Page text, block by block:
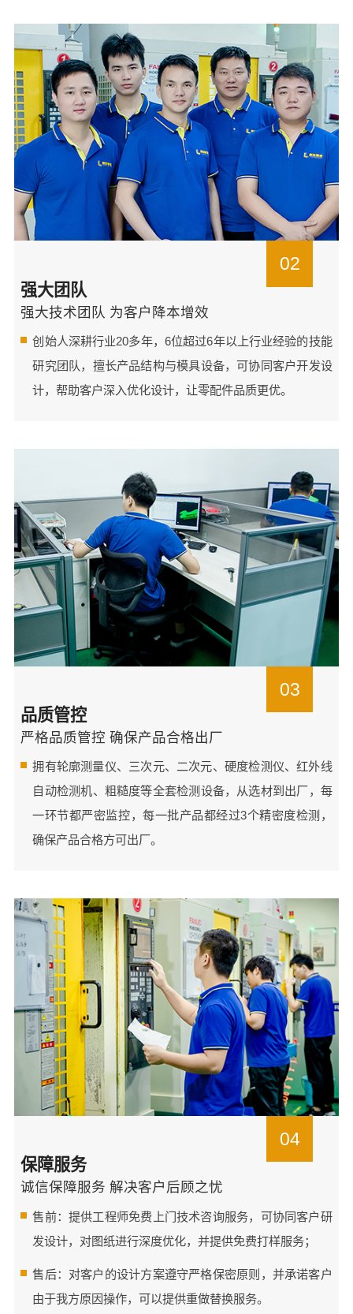
02
强大团队
强大技术团队 为客户降本增效
创始人深耕行业20多年，6位超过6年以上行业经验的技能
研究团队，擅长产品结构与模具设备，可协同客户开发设
计，帮助客户深入优化设计，让零配件品质更优。
03
品质管控
严格品质管控 确保产品合格出厂
拥有轮廓测量仪、三次元、二次元、硬度检测仪、红外线
自动检测机、粗糙度等全套检测设备，从选材到出厂，每
一环节都严密监控，每一批产品都经过3个精密度检测，
确保产品合格方可出厂。
04
保障服务
诚信保障服务 解决客户后顾之忧
售前：提供工程师免费上门技术咨询服务，可协同客户研
发设计，对图纸进行深度优化，并提供免费打样服务；
售后：对客户的设计方案遵守严格保密原则，并承诺客户
由于我方原因操作，可以提供重做替换服务。